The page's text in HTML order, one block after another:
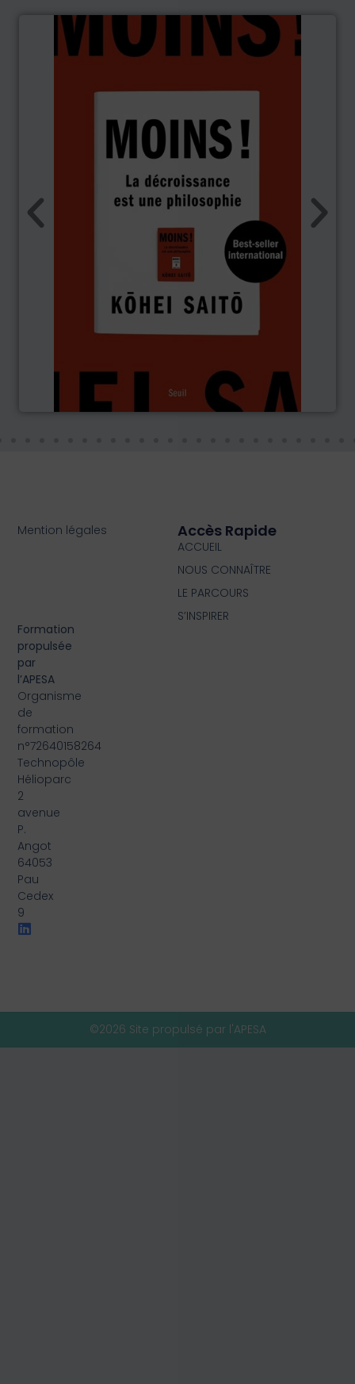
Formation
propulsée
par
l’APESA
Organisme
de
formation
n°72640158264
Technopôle
Hélioparc
2
avenue
P.
Angot
64053
Pau
Cedex
9
Accès Rapide
ACCUEIL
NOUS CONNAÎTRE
LE PARCOURS
S’INSPIRER
Mention légales
©2026 Site propulsé par l'APESA